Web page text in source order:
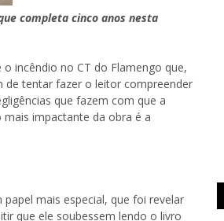
completa cinco anos nesta
o incêndio no CT do Flamengo que,
de tentar fazer o leitor compreender
que fazem com que a
impactante da obra é a
mais especial, que foi revelar
que ele soubessem lendo o livro